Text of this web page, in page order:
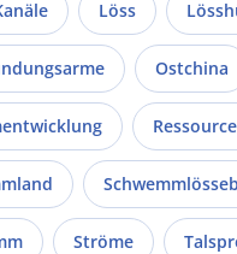
Löss
Ostchina
Ströme